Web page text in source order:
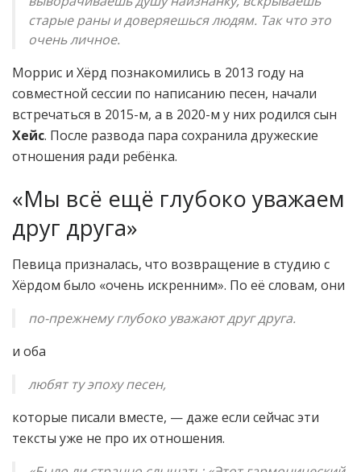
старые раны и доверяешься людям. Так что это
очень личное.
Моррис и Хёрд познакомились в 2013 году на
совместной сессии по написанию песен, начали
встречаться в 2015-м, а в 2020-м у них родился сын
Хейс. После развода пара сохранила дружеские
отношения ради ребёнка.
«Мы всё ещё глубоко уважаем
друг друга»
Певица призналась, что возвращение в студию с
Хёрдом было «очень искренним». По её словам, они
по-прежнему глубоко уважают друг друга.
и оба
любят ту эпоху песен,
которые писали вместе, — даже если сейчас эти
тексты уже не про их отношения.